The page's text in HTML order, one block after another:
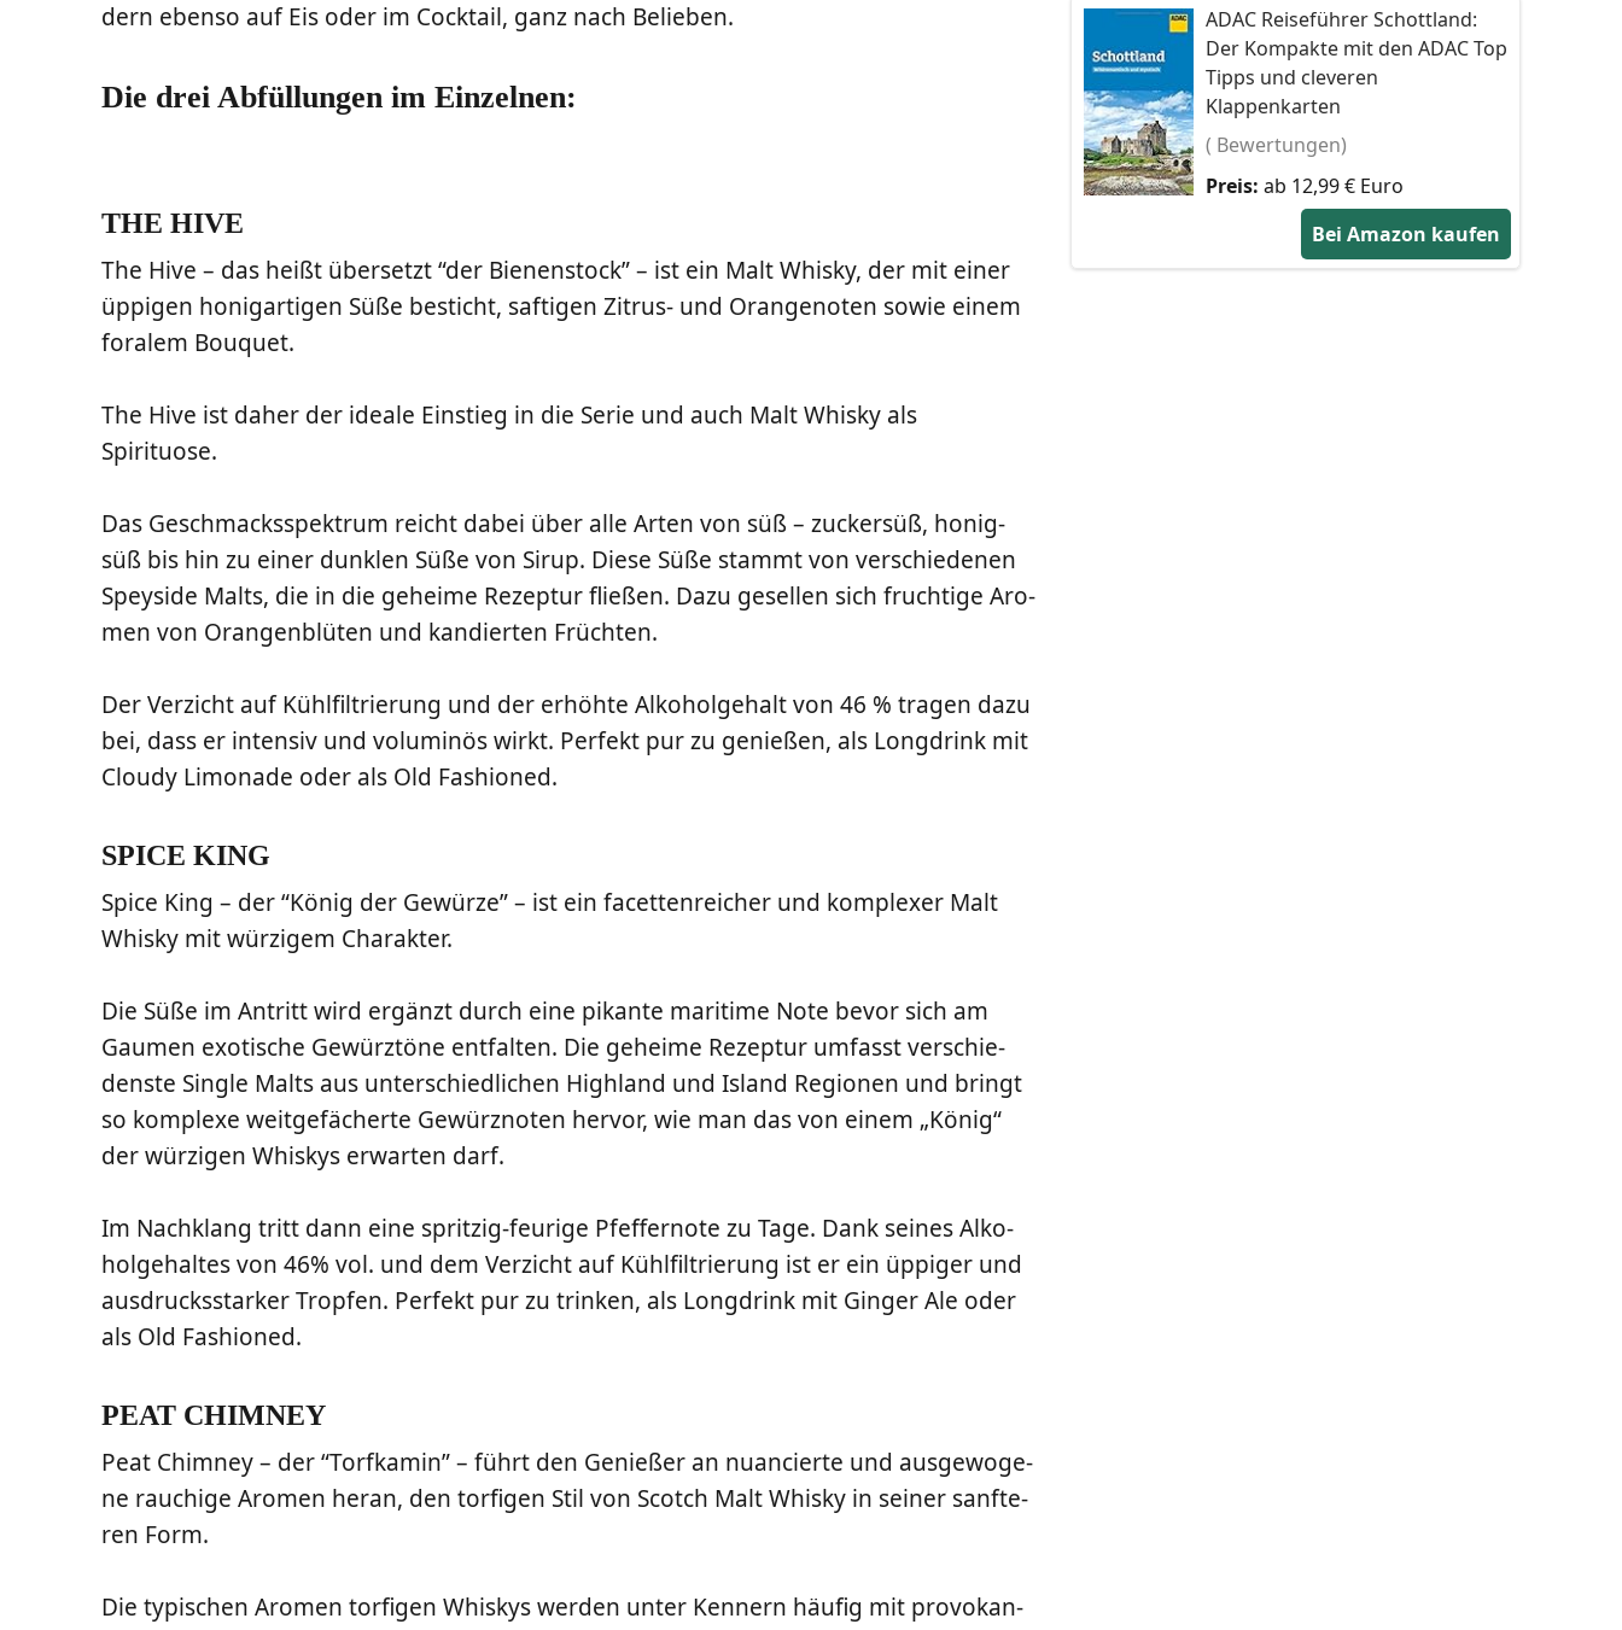
dern eben­so auf Eis oder im Cock­tail, ganz nach Belieben.
Die drei Abfüllungen im Einzelnen:
THE HIVE
The Hive – das heißt über­setzt “der Bie­nen­stock” – ist ein Malt Whis­ky, der mit einer
üppi­gen honig­ar­ti­gen Süße besticht, saf­ti­gen Zitrus- und Oran­ge­no­ten sowie einem
fora­lem Bouquet.
The Hive ist daher der idea­le Ein­stieg in die Serie und auch Malt Whis­ky als
Spirituose.
Das Geschmacks­spek­trum reicht dabei über alle Arten von süß – zucker­süß, honig­
süß bis hin zu einer dunk­len Süße von Sirup. Die­se Süße stammt von ver­schie­de­nen
Spey­si­de Malts, die in die gehei­me Rezep­tur flie­ßen. Dazu gesel­len sich fruch­ti­ge Aro­
men von Oran­gen­blü­ten und kan­dier­ten Früchten.
Der Ver­zicht auf Kühl­fil­trie­rung und der erhöh­te Alko­hol­ge­halt von 46 % tra­gen dazu
bei, dass er inten­siv und volu­mi­nös wirkt. Per­fekt pur zu genie­ßen, als Long­drink mit
Clou­dy Limo­na­de oder als Old Fashioned.
SPICE KING
Spi­ce King – der “König der Gewür­ze” – ist ein facet­ten­rei­cher und kom­ple­xer Malt
Whis­ky mit wür­zi­gem Charakter.
Die Süße im Antritt wird ergänzt durch eine pikan­te mari­ti­me Note bevor sich am
Gau­men exo­ti­sche Gewürz­tö­ne ent­fal­ten. Die gehei­me Rezep­tur umfasst ver­schie­
dens­te Sin­gle Malts aus unter­schied­li­chen High­land und Island Regio­nen und bringt
so kom­ple­xe weit­ge­fä­cher­te Gewürz­no­ten her­vor, wie man das von einem „König“
der wür­zi­gen Whis­kys erwar­ten darf.
Im Nach­klang tritt dann eine sprit­zig-feu­ri­ge Pfef­fer­no­te zu Tage. Dank sei­nes Alko­
hol­ge­hal­tes von 46% vol. und dem Ver­zicht auf Kühl­fil­trie­rung ist er ein üppi­ger und
aus­drucks­star­ker Trop­fen. Per­fekt pur zu trin­ken, als Long­drink mit Gin­ger Ale oder
als Old Fashioned.
PEAT CHIMNEY
Peat Chim­ney – der “Torf­ka­min” – führt den Genie­ßer an nuan­cier­te und aus­ge­wo­ge­
ne rau­chi­ge Aro­men her­an, den tor­fi­gen Stil von Scotch Malt Whis­ky in sei­ner sanf­te­
ren Form.
Die typi­schen Aro­men tor­fi­gen Whis­kys wer­den unter Ken­nern häu­fig mit pro­vo­kan­
ADAC Reiseführer Schottland:
Der Kompakte mit den ADAC Top
Tipps und cleveren
Klappenkarten
( Bewertungen)
Preis: ab 12,99 € Euro
Bei Amazon kaufen